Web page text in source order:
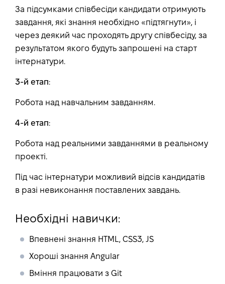
За підсумками співбесіди кандидати отримують
завдання, які знання необхідно «підтягнути», і
через деякий час проходять другу співбесіду, за
результатом якого будуть запрошені на старт
інтернатури.
3-й етап:
Робота над навчальним завданням.
4-й етап:
Робота над реальними завданнями в реальному
проекті.
Під час інтернатури можливий відсів кандидатів
в разі невиконання поставлених завдань.
Необхідні навички:
Впевнені знання HTML, CSS3, JS
Хороші знання Angular
Вміння працювати з Git